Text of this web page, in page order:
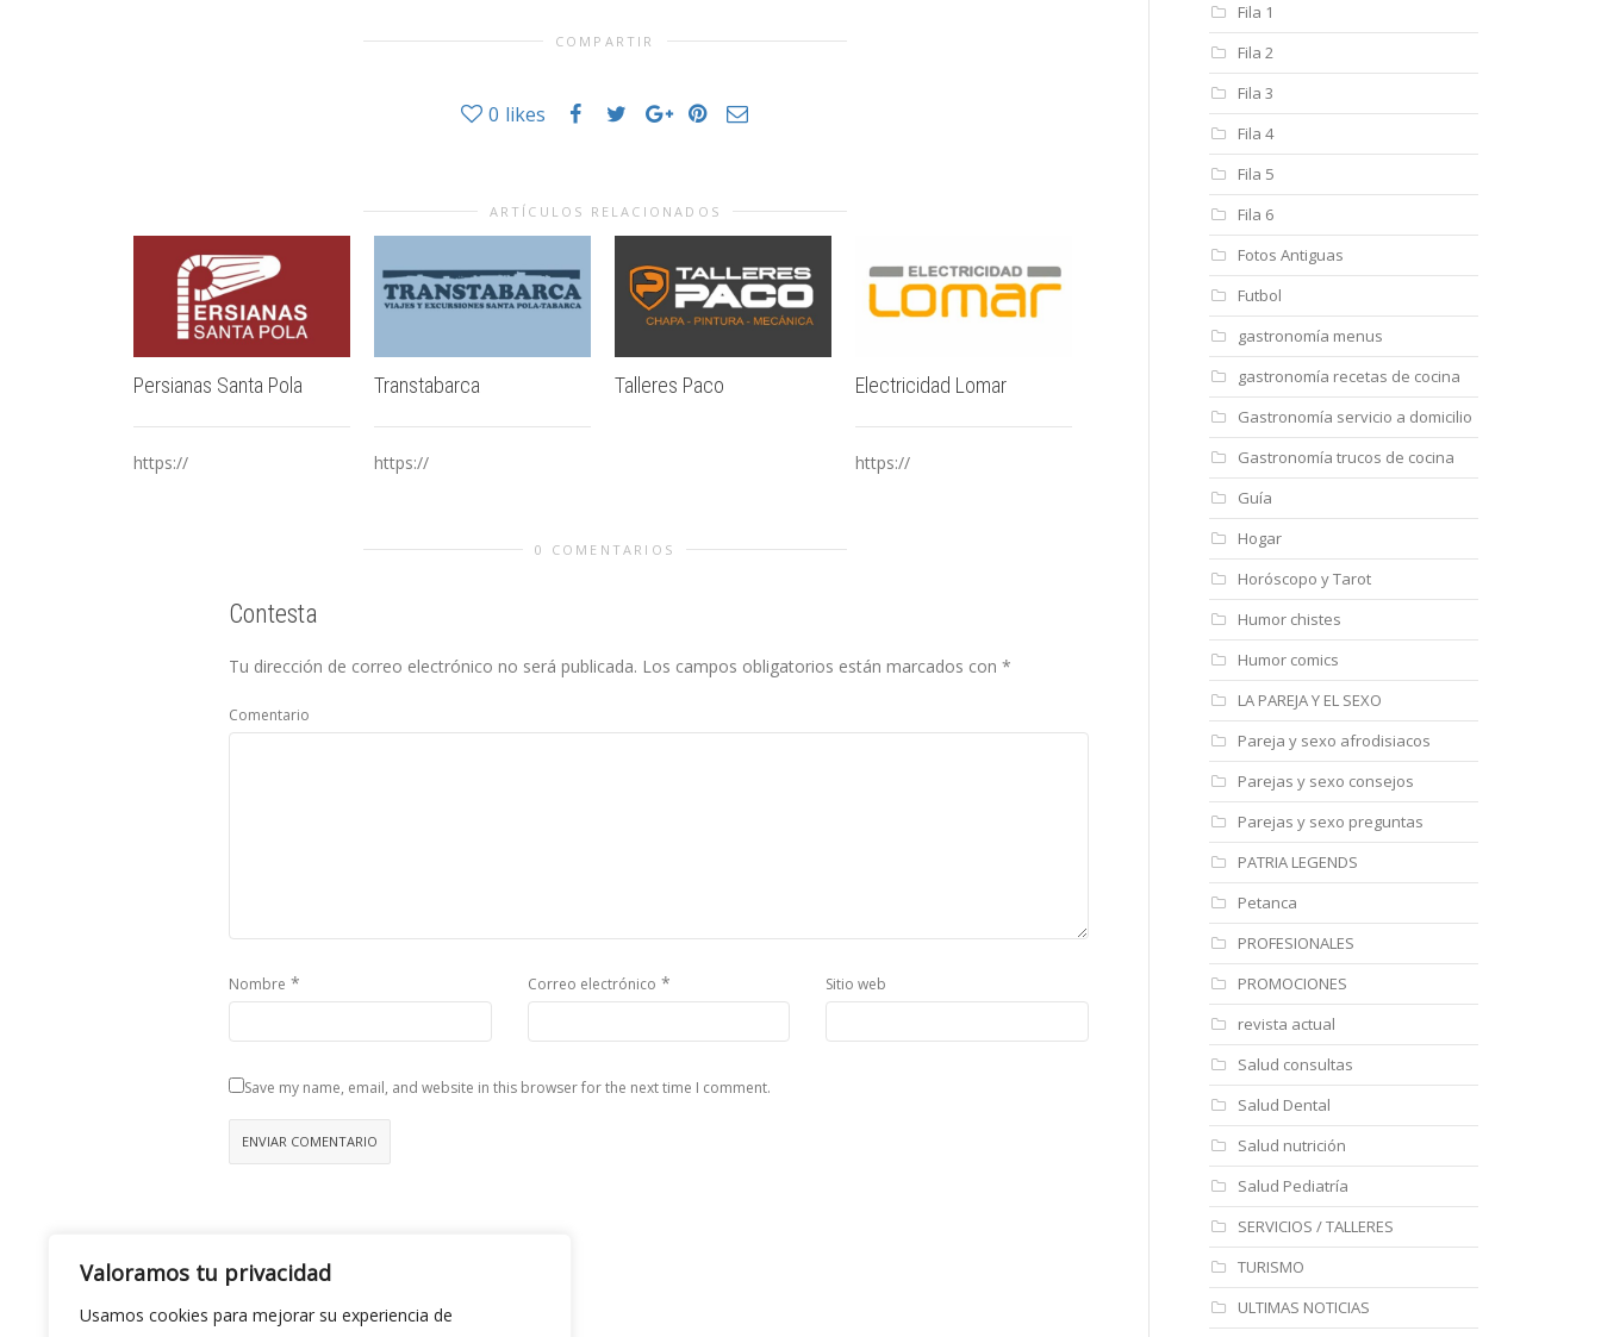
Valoramos tu privacidad
Usamos cookies para mejorar su experiencia de
COMPARTIR
0 likes
ARTÍCULOS RELACIONADOS
Persianas Santa Pola
https://
Transtabarca
https://
Talleres Paco Electricidad Lomar
https://
Talleres Renault Talleres Iban
https://
0 COMENTARIOS
Contesta
Tu dirección de correo electrónico no será publicada. Los campos obligatorios están marcados con *
Comentario
Nombre * Correo electrónico * Sitio web
Save my name, email, and website in this browser for the next time I comment.
Fila 1
Fila 2
Fila 3
Fila 4
Fila 5
Fila 6
Fotos Antiguas
Futbol
gastronomía menus
gastronomía recetas de cocina
Gastronomía servicio a domicilio
Gastronomía trucos de cocina
Guía
Hogar
Horóscopo y Tarot
Humor chistes
Humor comics
LA PAREJA Y EL SEXO
Pareja y sexo afrodisiacos
Parejas y sexo consejos
Parejas y sexo preguntas
PATRIA LEGENDS
Petanca
PROFESIONALES
PROMOCIONES
revista actual
Salud consultas
Salud Dental
Salud nutrición
Salud Pediatría
SERVICIOS / TALLERES
TURISMO
ULTIMAS NOTICIAS